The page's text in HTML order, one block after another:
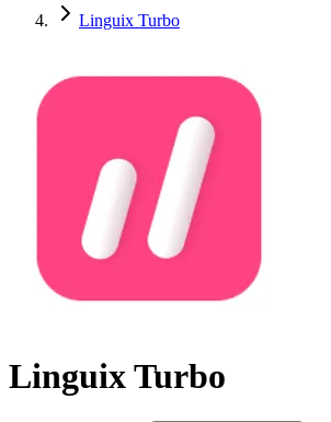
Linguix Turbo
Linguix Turbo